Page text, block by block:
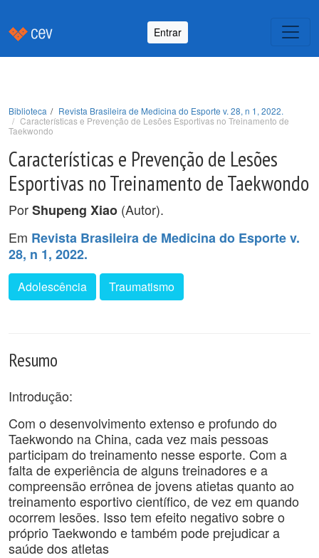
Entrar
Biblioteca
Revista Brasileira de Medicina do Esporte v. 28, n 1, 2022.
Características e Prevenção de Lesões Esportivas no Treinamento de
Taekwondo
Características e Prevenção de Lesões
Esportivas no Treinamento de Taekwondo
PorShupeng Xiao (Autor).
Em Revista Brasileira de Medicina do Esporte v.
28, n 1, 2022.
Adolescência Traumatismo
Resumo
Introdução:
Com o desenvolvimento extenso e profundo do
Taekwondo na China, cada vez mais pessoas
participam do treinamento nesse esporte. Com a
falta de experiência de alguns treinadores e a
compreensão errônea de jovens atietas quanto ao
treinamento esportivo científico, de vez em quando
ocorrem lesões. Isso tem efeito negativo sobre o
próprio Taekwondo e também pode prejudicar a
saúde dos atletas